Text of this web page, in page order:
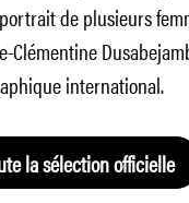
de plusieurs
Clémentine
international.
la sélection officielle